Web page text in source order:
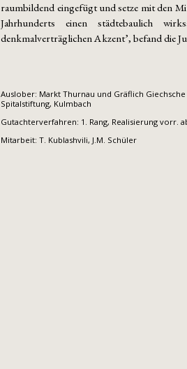
raumbildend eingefügt und setze mit den
Jahrhunderts einen städtebaulich
denkmalverträglichen Akzent’, befand die
Auslober: Markt Thurnau und Gräflich Giechsche
Spitalstiftung, Kulmbach
Gutachterverfahren: 1. Rang, Realisierung vorr.
Mitarbeit: T. Kublashvili, J.M. Schüler